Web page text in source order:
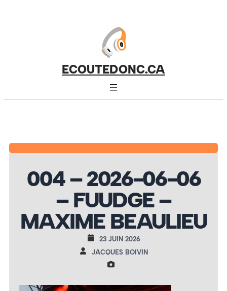
ECOUTEDONC.CA
004 – 2026-06-06
– FUUDGE –
MAXIME BEAULIEU
23 JUIN 2026
JACQUES BOIVIN